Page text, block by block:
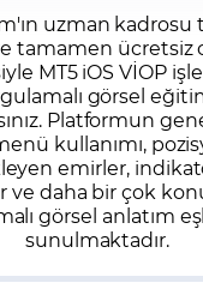
uzman kadrosu
tamamen ücretsiz
MT5 iOS VİOP
görsel
Platformun
kullanımı,
emirler,
ve daha bir çok
görsel anlatım
sunulmaktadır.